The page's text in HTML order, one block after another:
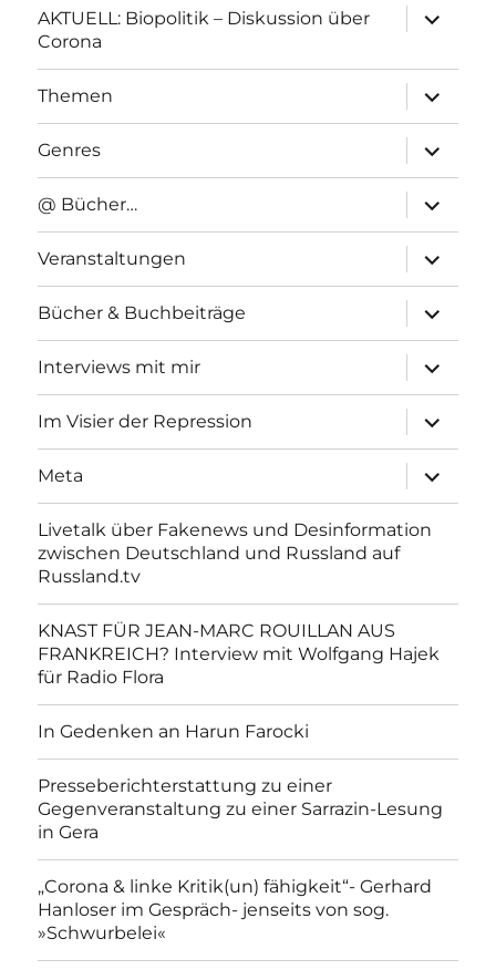
AKTUELL: Biopolitik – Diskussion über
Corona
anzeigen
Themen
anzeigen
Genres
anzeigen
@ Bücher…
anzeigen
Veranstaltungen
anzeigen
Bücher & Buchbeiträge
anzeigen
Interviews mit mir
anzeigen
Im Visier der Repression
anzeigen
Meta
anzeigen
Livetalk über Fakenews und Desinformation
zwischen Deutschland und Russland auf
Russland.tv
KNAST FÜR JEAN-MARC ROUILLAN AUS
FRANKREICH? Interview mit Wolfgang Hajek
für Radio Flora
In Gedenken an Harun Farocki
Presseberichterstattung zu einer
Gegenveranstaltung zu einer Sarrazin-Lesung
in Gera
„Corona & linke Kritik(un) fähigkeit“- Gerhard
Hanloser im Gespräch- jenseits von sog.
»Schwurbelei«